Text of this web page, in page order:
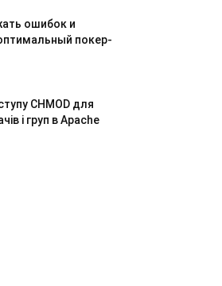
ошибок и
покер-
CHMOD для
і груп в Apache